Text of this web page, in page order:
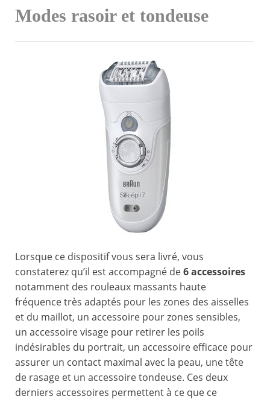
Modes rasoir et tondeuse
Lorsque ce dispositif vous sera livré, vous
constaterez qu’il est accompagné de6 accessoires
notamment des rouleaux massants haute
fréquence très adaptés pour les zones des aisselles
et du maillot, un accessoire pour zones sensibles,
un accessoire visage pour retirer les poils
indésirables du portrait, un accessoire efficace pour
assurer un contact maximal avec la peau, une tête
de rasage et un accessoire tondeuse. Ces deux
derniers accessoires permettent à ce que ce